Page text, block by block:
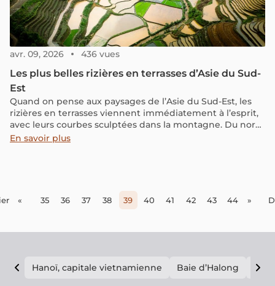
avr. 09, 2026 436 vues
Les plus belles rizières en terrasses d’Asie du Sud-
Est
Quand on pense aux paysages de l’Asie du Sud-Est, les
rizières en terrasses viennent immédiatement à l’esprit,
avec leurs courbes sculptées dans la montagne. Du nord
du Vietnam aux paysages de Bali ou des Philippines, ces
présente dans la vie quotidienne.
En savoir plus
« 35 36 37 38 39 40 41 42 43 44 »
Hanoï, capitale vietnamienne Baie d’Halong E